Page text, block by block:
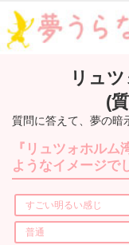
リュ
(
質問に答えて、夢の暗
『リュツォホル
ようなイメージで
すごい明るい感じ
普通